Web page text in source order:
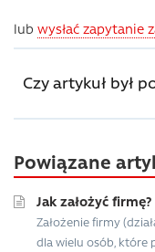
lub wysłać zapytanie
Czy artykuł był
Powiązane
Jak założyć
Założenie firmy
dla wielu osób, które